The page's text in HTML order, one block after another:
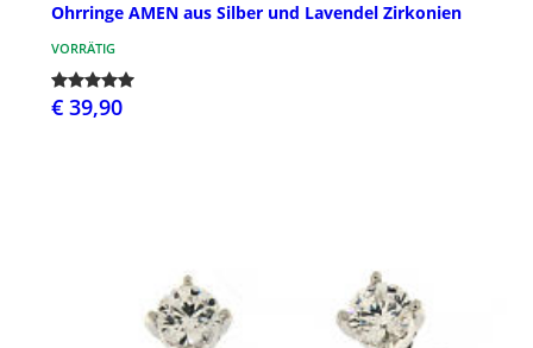
Ohrringe AMEN aus Silber und Lavendel Zirkonien
VORRÄTIG
€ 39,90